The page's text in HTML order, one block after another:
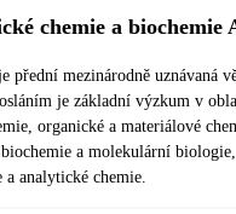
chemie a biochemie
přední mezinárodně uznávaná
je základní výzkum v
organické a materiálové
a molekulární
a analytické chemie.